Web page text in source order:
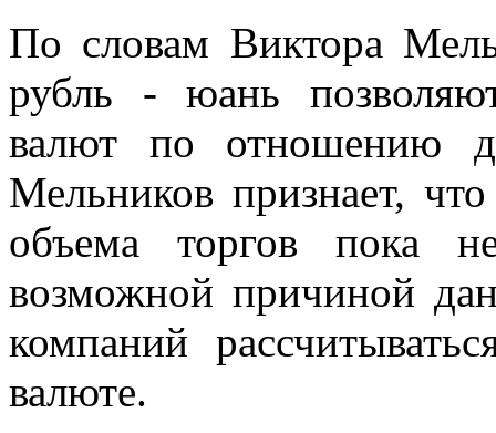
По словам Виктора
рубль - юань
валют по отношению
Мельников признает,
объема торгов пока
возможной причиной
компаний
валюте.